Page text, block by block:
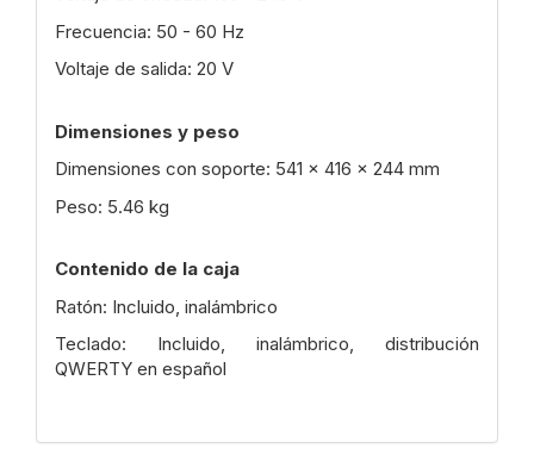
Frecuencia: 50 - 60 Hz
Voltaje de salida: 20 V
Dimensiones y peso
Dimensiones con soporte: 541 x 416 x 244 mm
Peso: 5.46 kg
Contenido de la caja
Ratón: Incluido, inalámbrico
Teclado: Incluido, inalámbrico, distribución
QWERTY en español